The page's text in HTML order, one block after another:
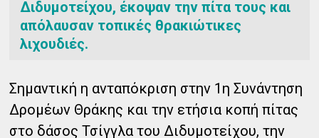
Διδυμοτείχου, έκοψαν την πίτα τους και
απόλαυσαν τοπικές θρακιώτικες
λιχουδιές.
Σημαντική η ανταπόκριση στην 1η Συνάντηση
Δρομέων Θράκης και την ετήσια κοπή πίτας
στο δάσος Τσίγγλα του Διδυμοτείχου, την